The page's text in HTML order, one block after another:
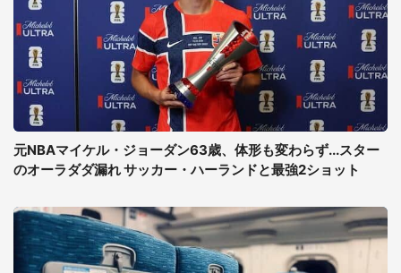
元NBAマイケル・ジョーダン63歳、体形も変わらず...スター
のオーラダダ漏れ サッカー・ハーランドと最強2ショット